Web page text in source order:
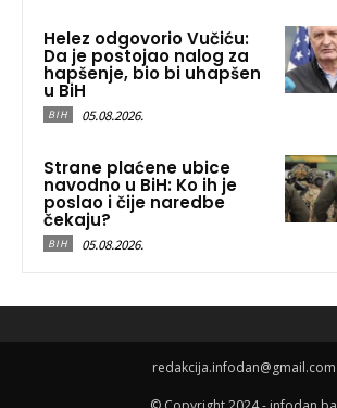
Helez odgovorio Vučiću:
Da je postojao nalog za
hapšenje, bio bi uhapšen
u BiH
BIH 05.08.2026.
Strane plaćene ubice
navodno u BiH: Ko ih je
poslao i čije naredbe
čekaju?
BIH 05.08.2026.
redakcija.infodan@gmail.com